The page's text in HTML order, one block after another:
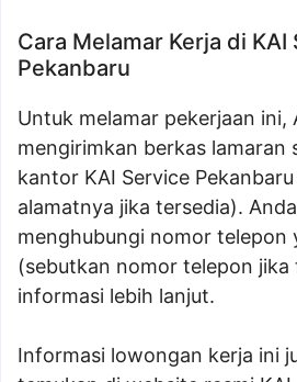
Cara Melamar Kerja di KAI
Pekanbaru
Untuk melamar pekerjaan ini,
mengirimkan berkas lamaran
kantor KAI Service
alamatnya jika tersedia).
menghubungi nomor telepon
(sebutkan nomor telepon jika
informasi lebih lanjut.
Informasi lowongan kerja ini